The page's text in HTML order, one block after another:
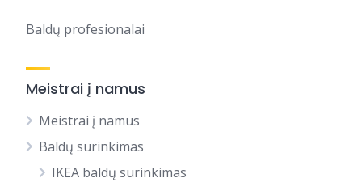
Baldų profesionalai
Meistrai į namus
Meistrai į namus
Baldų surinkimas
IKEA baldų surinkimas